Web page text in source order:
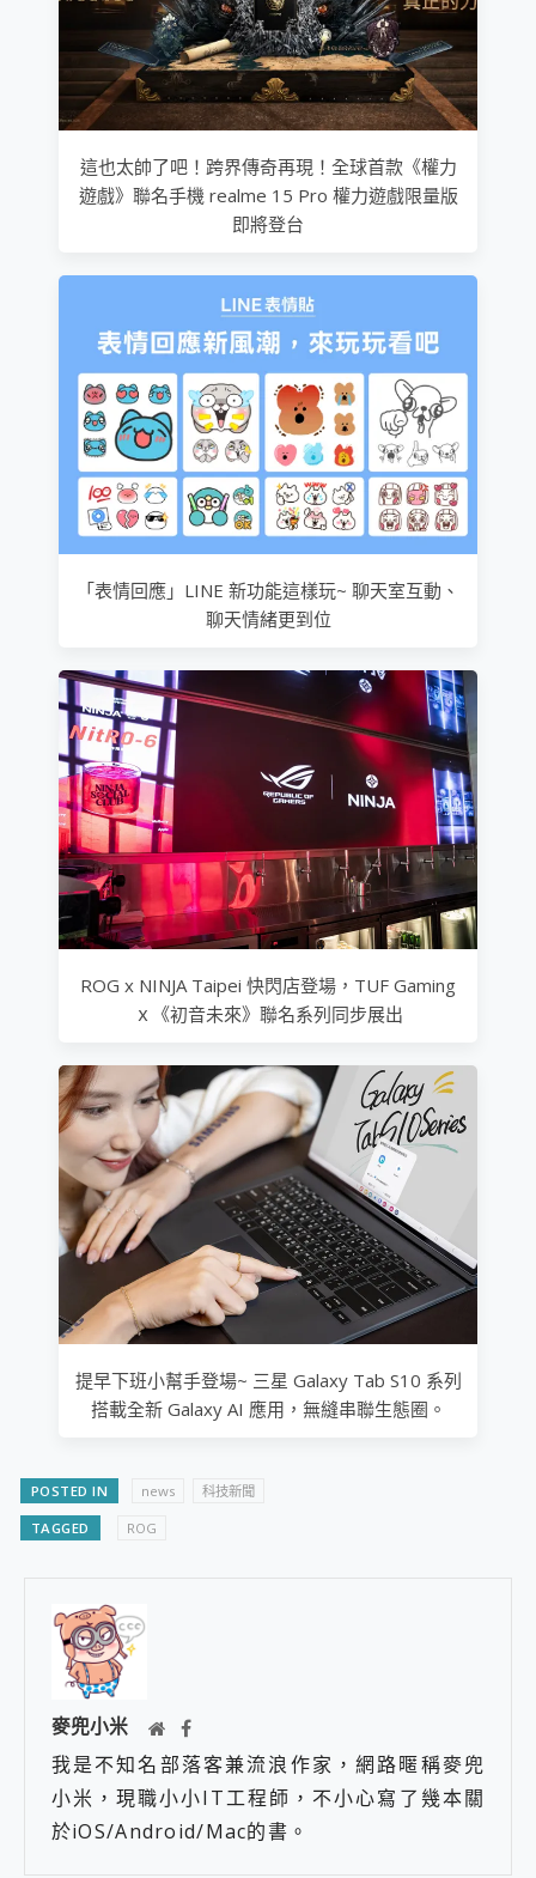
這也太帥了吧！跨界傳奇再現！全球首款《權力
遊戲》聯名手機 realme 15 Pro 權力遊戲限量版
即將登台
「表情回應」LINE 新功能這樣玩~ 聊天室互動、
聊天情緒更到位
ROG x NINJA Taipei 快閃店登場，TUF Gaming
ｘ《初音未來》聯名系列同步展出
提早下班小幫手登場~ 三星 Galaxy Tab S10 系列
搭載全新 Galaxy AI 應用，無縫串聯生態圈。
POSTED IN news 科技新聞
TAGGED ROG
麥兜小米
我是不知名部落客兼流浪作家，網路暱稱麥兜
小米，現職小小IT工程師，不小心寫了幾本關
於iOS/Android/Mac的書。